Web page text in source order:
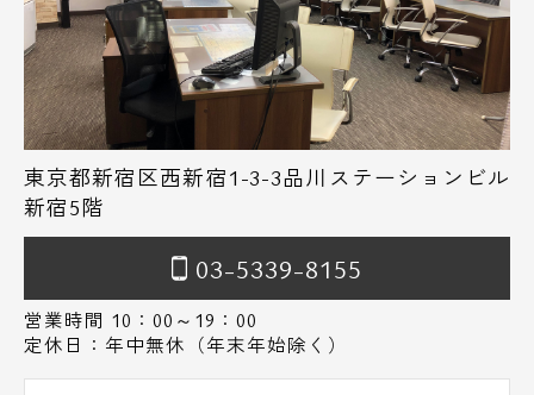
東京都新宿区西新宿1-3-3品川ステーションビル
新宿5階
03-5339-8155
営業時間 10：00～19：00
定休日：年中無休（年末年始除く）